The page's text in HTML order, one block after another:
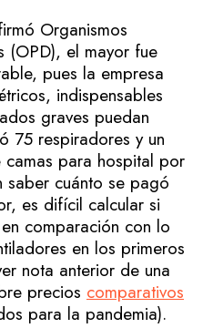
Organismos
(OPD), el mayor fue
pues la empresa
indispensables
graves puedan
75 respiradores y un
para hospital por
saber cuánto se pagó
es difícil calcular si
comparación con lo
en los primeros
nota anterior de una
precios comparativos
para la pandemia).